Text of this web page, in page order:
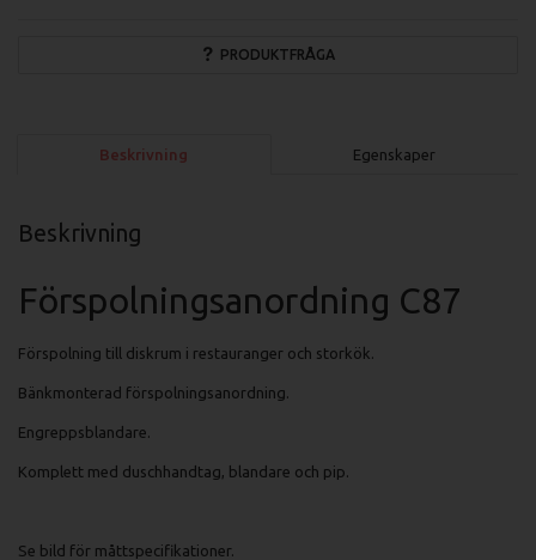
PRODUKTFRÅGA
Beskrivning Egenskaper
Beskrivning
Förspolningsanordning C87
Förspolning till diskrum i restauranger och storkök.
Bänkmonterad förspolningsanordning.
Engreppsblandare.
Komplett med duschhandtag, blandare och pip.
Se bild för måttspecifikationer.